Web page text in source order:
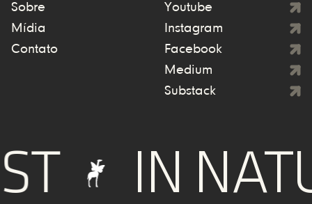
Sobre
Mídia
Contato
Youtube
Instagram
Facebook
Medium
Substack
IN